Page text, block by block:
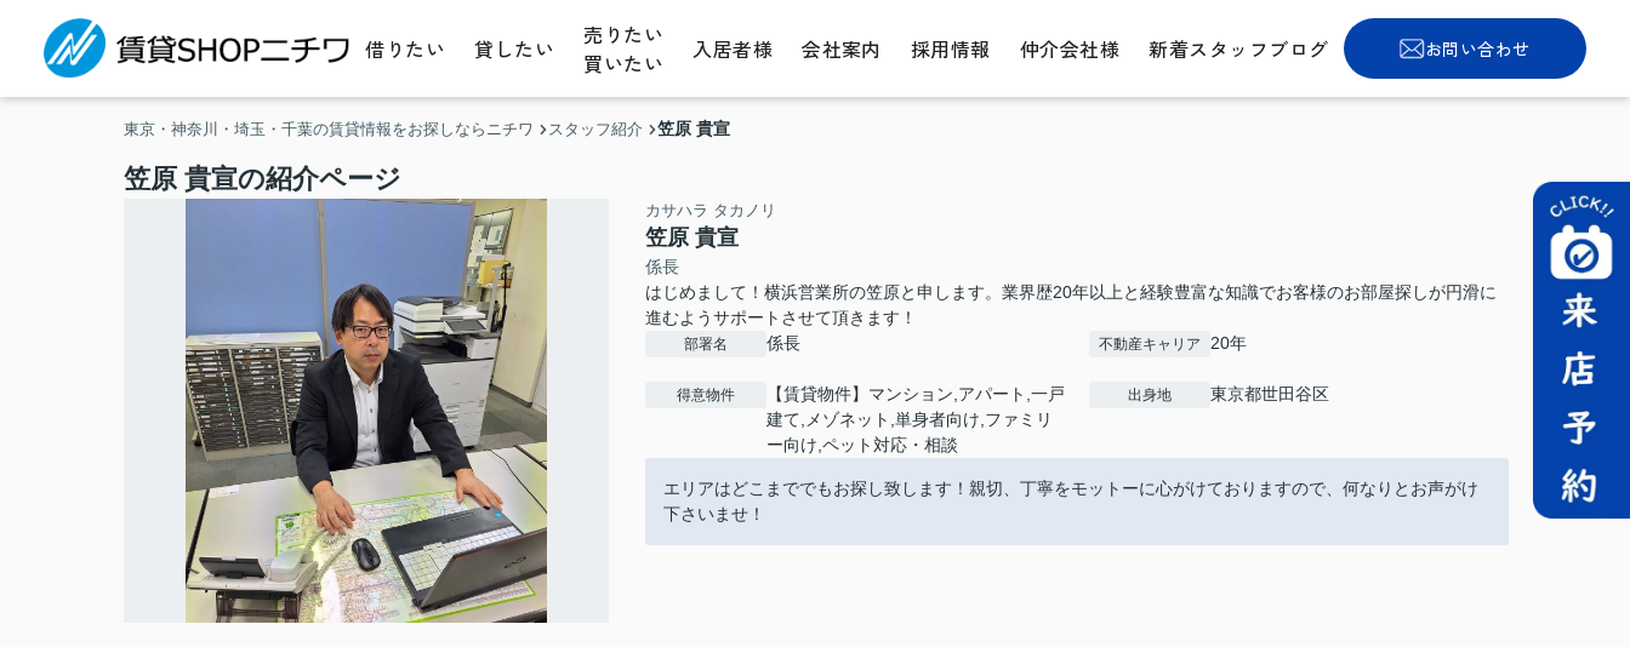
借りたい 貸したい
売りたい
買いたい
入居者様 会社案内 採用情報 仲介会社様 新着スタッフブログ お問い合わせ
東京・神奈川・埼玉・千葉の賃貸情報をお探しならニチワ スタッフ紹介 笠原 貴宣
笠原 貴宣の紹介ページ
カサハラ タカノリ
笠原 貴宣
係長
はじめまして！横浜営業所の笠原と申します。業界歴20年以上と経験豊富な知識でお客様のお部屋探しが円滑に
進むようサポートさせて頂きます！
部署名 係長 不動産キャリア 20年
得意物件
【賃貸物件】マンション,アパート,一戸
建て,メゾネット,単身者向け,ファミリ
ー向け,ペット対応・相談
出身地 東京都世田谷区
エリアはどこまででもお探し致します！親切、丁寧をモットーに心がけておりますので、何なりとお声がけ
下さいませ！